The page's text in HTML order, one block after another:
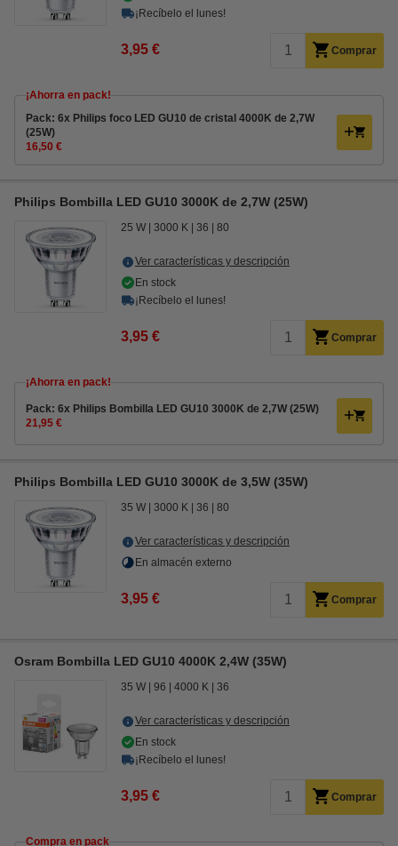
¡Recíbelo el lunes!
3,95 € Comprar
¡Ahorra en pack!
Pack: 6x Philips foco LED GU10 de cristal 4000K de 2,7W
(25W)
16,50 €
Philips Bombilla LED GU10 3000K de 2,7W (25W)
25 W 3000 K 36 80
Ver características y descripción
En stock
¡Recíbelo el lunes!
3,95 € Comprar
¡Ahorra en pack!
Pack: 6x Philips Bombilla LED GU10 3000K de 2,7W (25W)
21,95 €
Philips Bombilla LED GU10 3000K de 3,5W (35W)
35 W 3000 K 36 80
Ver características y descripción
En almacén externo
3,95 € Comprar
Osram Bombilla LED GU10 4000K 2,4W (35W)
35 W 96 4000 K 36
Ver características y descripción
En stock
¡Recíbelo el lunes!
3,95 € Comprar
Compra en pack